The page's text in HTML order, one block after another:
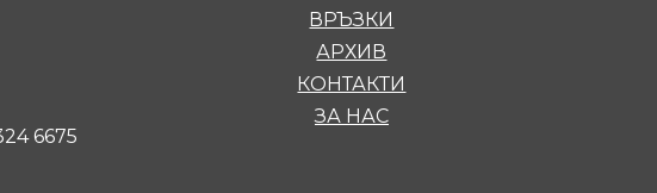
6675
ВРЪЗКИ
АРХИВ
КОНТАКТИ
ЗА НАС